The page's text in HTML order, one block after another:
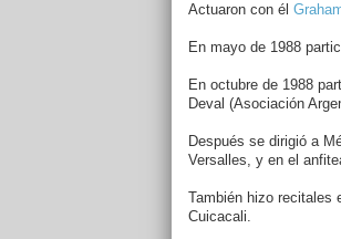
Actuaron con él
En mayo de 1988
En octubre de 1988
Deval (Asociación
Después se dirigió a
Versalles, y en el
También hizo recitales
Cuicacali.